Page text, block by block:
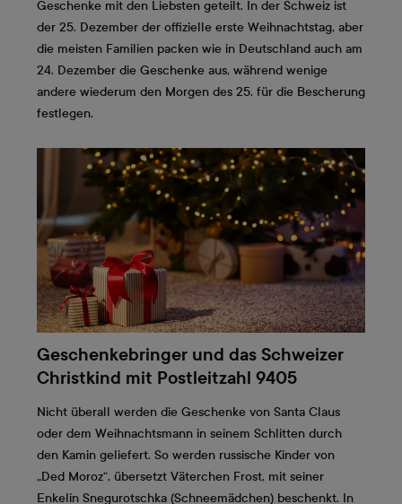
Geschenke mit den Liebsten geteilt. In der Schweiz ist
der 25. Dezember der offizielle erste Weihnachtstag, aber
die meisten Familien packen wie in Deutschland auch am
24. Dezember die Geschenke aus, während wenige
andere wiederum den Morgen des 25. für die Bescherung
festlegen.
Geschenkebringer und das Schweizer
Christkind mit Postleitzahl 9405
Nicht überall werden die Geschenke von Santa Claus
oder dem Weihnachtsmann in seinem Schlitten durch
den Kamin geliefert. So werden russische Kinder von
„Ded Moroz“, übersetzt Väterchen Frost, mit seiner
Enkelin Snegurotschka (Schneemädchen) beschenkt. In